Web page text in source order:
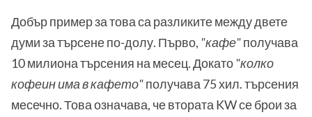
Добър пример за това са разликите между двете
думи за търсене по-долу. Първо, "кафе"получава
10 милиона търсения на месец. Докато "колко
кофеин има в кафето"получава 75 хил. търсения
месечно. Това означава, че втората KW се брои за